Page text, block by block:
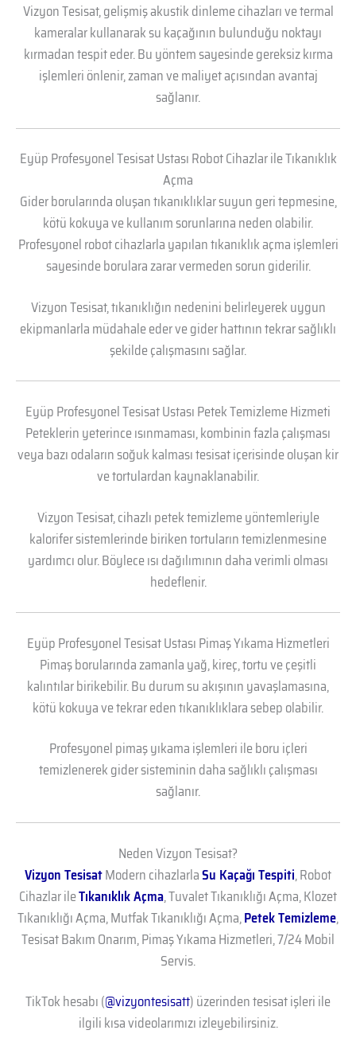
Vizyon Tesisat, gelişmiş akustik dinleme cihazları ve termal
kameralar kullanarak su kaçağının bulunduğu noktayı
kırmadan tespit eder. Bu yöntem sayesinde gereksiz kırma
işlemleri önlenir, zaman ve maliyet açısından avantaj
sağlanır.
Eyüp Profesyonel Tesisat Ustası Robot Cihazlar ile Tıkanıklık
Açma
Gider borularında oluşan tıkanıklıklar suyun geri tepmesine,
kötü kokuya ve kullanım sorunlarına neden olabilir.
Profesyonel robot cihazlarla yapılan tıkanıklık açma işlemleri
sayesinde borulara zarar vermeden sorun giderilir.
Vizyon Tesisat, tıkanıklığın nedenini belirleyerek uygun
ekipmanlarla müdahale eder ve gider hattının tekrar sağlıklı
şekilde çalışmasını sağlar.
Eyüp Profesyonel Tesisat Ustası Petek Temizleme Hizmeti
Peteklerin yeterince ısınmaması, kombinin fazla çalışması
veya bazı odaların soğuk kalması tesisat içerisinde oluşan kir
ve tortulardan kaynaklanabilir.
Vizyon Tesisat, cihazlı petek temizleme yöntemleriyle
kalorifer sistemlerinde biriken tortuların temizlenmesine
yardımcı olur. Böylece ısı dağılımının daha verimli olması
hedeflenir.
Eyüp Profesyonel Tesisat Ustası Pimaş Yıkama Hizmetleri
Pimaş borularında zamanla yağ, kireç, tortu ve çeşitli
kalıntılar birikebilir. Bu durum su akışının yavaşlamasına,
kötü kokuya ve tekrar eden tıkanıklıklara sebep olabilir.
Profesyonel pimaş yıkama işlemleri ile boru içleri
temizlenerek gider sisteminin daha sağlıklı çalışması
sağlanır.
Neden Vizyon Tesisat?
Vizyon TesisatModern cihazlarlaSu Kaçağı Tespiti, Robot
Cihazlar ileTıkanıklık Açma, Tuvalet Tıkanıklığı Açma, Klozet
Tıkanıklığı Açma, Mutfak Tıkanıklığı Açma,Petek Temizleme,
Tesisat Bakım Onarım, Pimaş Yıkama Hizmetleri, 7/24 Mobil
Servis.
TikTok hesabı (@vizyontesisatt) üzerinden tesisat işleri ile
ilgili kısa videolarımızı izleyebilirsiniz.